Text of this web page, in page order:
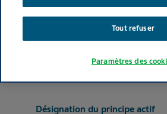
PSYCHOANALEPTIQUES MIANSERINE
Forme pharmaceutique
Désignation du principe actif
Tout refuser
Paramètres des